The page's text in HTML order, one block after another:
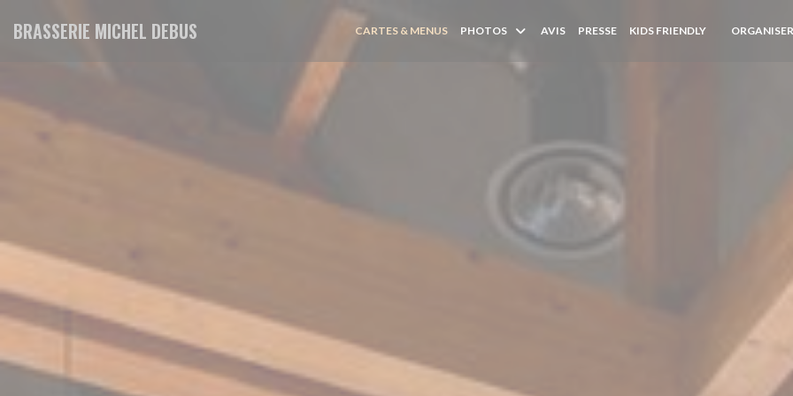
BRASSERIE MICHEL DEBUS CARTES & MENUS PHOTOS AVIS PRESSE KIDS FRIENDLY ((OUVRE UNE